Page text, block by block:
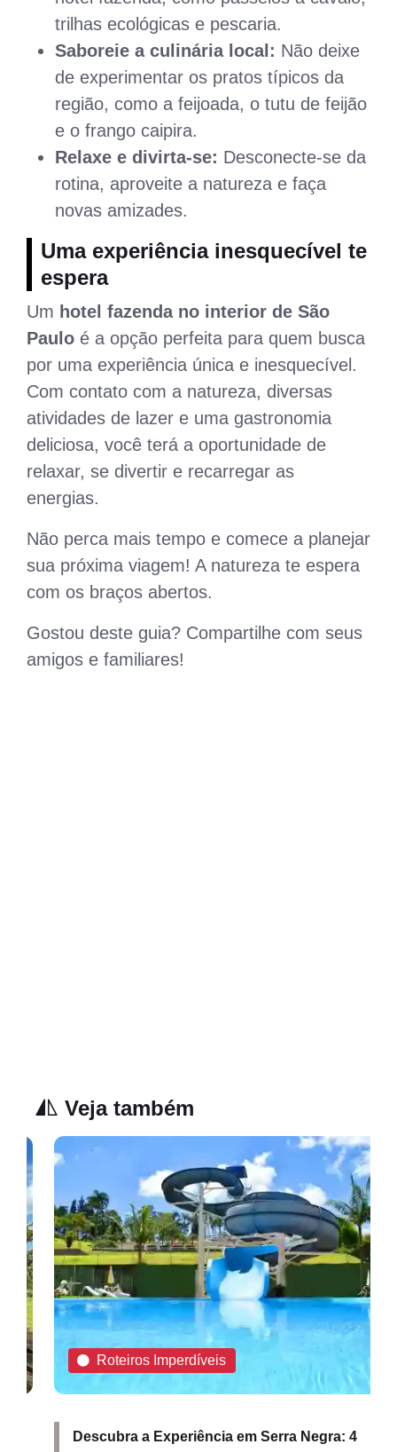
trilhas ecológicas e pescaria.
Saboreie a culinária local: Não deixe
de experimentar os pratos típicos da
região, como a feijoada, o tutu de feijão
e o frango caipira.
Relaxe e divirta-se: Desconecte-se da
rotina, aproveite a natureza e faça
novas amizades.
Uma experiência inesquecível te
espera
Um hotel fazenda no interior de São
Paulo é a opção perfeita para quem busca
por uma experiência única e inesquecível.
Com contato com a natureza, diversas
atividades de lazer e uma gastronomia
deliciosa, você terá a oportunidade de
relaxar, se divertir e recarregar as
energias.
Não perca mais tempo e comece a planejar
sua próxima viagem! A natureza te espera
com os braços abertos.
Gostou deste guia? Compartilhe com seus
amigos e familiares!
Veja também
Roteiros Imperdíveis
Descubra a Experiência em Serra Negra: 4